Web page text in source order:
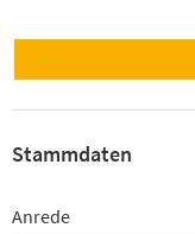
Stammdaten
Anrede